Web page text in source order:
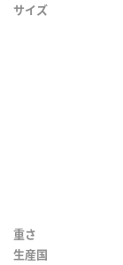
サイズ
重さ
生産国